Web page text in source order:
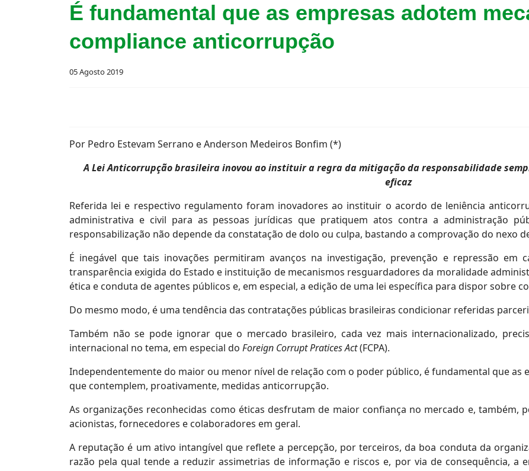
É fundamental que as empresas adotem
compliance anticorrupção
05 Agosto 2019
Por Pedro Estevam Serrano e Anderson Medeiros Bonfim (*)
A Lei Anticorrupção brasileira inovou ao instituir a regra da mitigação da responsabilidade
eficaz
Referida lei e respectivo regulamento foram inovadores ao instituir o acordo de leniência
administrativa e civil para as pessoas jurídicas que pratiquem atos contra a administração
responsabilização não depende da constatação de dolo ou culpa, bastando a comprovação do nexo
É inegável que tais inovações permitiram avanços na investigação, prevenção e repressão
transparência exigida do Estado e instituição de mecanismos resguardadores da moralidade
ética e conduta de agentes públicos e, em especial, a edição de uma lei específica para dispor sobre
Do mesmo modo, é uma tendência das contratações públicas brasileiras condicionar referidas
Também não se pode ignorar que o mercado brasileiro, cada vez mais internacionalizado,
internacional no tema, em especial do Foreign Corrupt Pratices Act(FCPA).
Independentemente do maior ou menor nível de relação com o poder público, é fundamental que
que contemplem, proativamente, medidas anticorrupção.
As organizações reconhecidas como éticas desfrutam de maior confiança no mercado e, também,
acionistas, fornecedores e colaboradores em geral.
A reputação é um ativo intangível que reflete a percepção, por terceiros, da boa conduta da
razão pela qual tende a reduzir assimetrias de informação e riscos e, por via de consequência, a